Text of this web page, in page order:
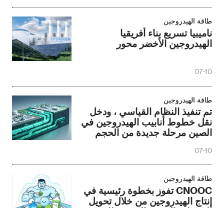
طاقة الهيدروجين
ناميبيا تسريع بناء أفريقيا
الهيدروجين الأخضر محور
07-10
طاقة الهيدروجين
تم تنفيذ النظام القياسي ، ودخل
نقل خطوط أنابيب الهيدروجين في
الصين مرحلة جديدة من الحجم
07-10
طاقة الهيدروجين
CNOOC تفوز بخطوة رئيسية في
إنتاج الهيدروجين من خلال تحويل